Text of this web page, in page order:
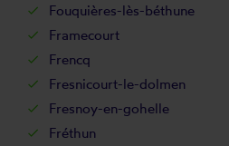
Fouquières-lès-béthune
Framecourt
Frencq
Fresnicourt-le-dolmen
Fresnoy-en-gohelle
Fréthun